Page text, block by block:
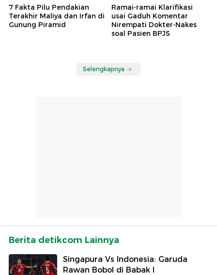
7 Fakta Pilu Pendakian
Terakhir Maliya dan Irfan di
Gunung Piramid
Ramai-ramai Klarifikasi
usai Gaduh Komentar
Nirempati Dokter-Nakes
soal Pasien BPJS
Selengkapnya
Berita detikcom Lainnya
Singapura Vs Indonesia: Garuda
Rawan Bobol di Babak I